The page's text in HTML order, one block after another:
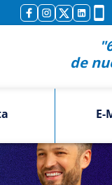
de
E-